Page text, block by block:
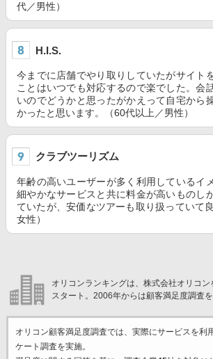
代／男性）
H.I.S.
今までに店舗でやり取りしていたがサイト
ことはいつでも対応するので楽でした。会
いのでどうかと思ったがかえって自宅から
かったと思います。（60代以上／男性）
クラブツーリズム
年齢の高いユーザーが多く利用しているイ
細やかなサービスと共に料金が高いものし
ていたが、安価なツアーも取り扱っていて
女性）
オリコンランキングは、株式会社オリコ
スタート。2006年からは顧客満足度調査を
オリコン顧客満足度調査では、実際にサービスを利
ケート調査を実施。